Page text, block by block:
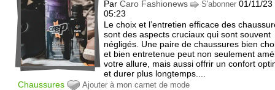
ParCaro Fashionews S'abonner 01/11/23
05:23
Le choix et l’entretien efficace des
sont des aspects cruciaux qui sont souvent
négligés. Une paire de chaussures bien
et bien entretenue peut non seulement
votre allure, mais aussi offrir un confort
et durer plus longtemps....
Chaussures
Ajouter à mon carnet de mode